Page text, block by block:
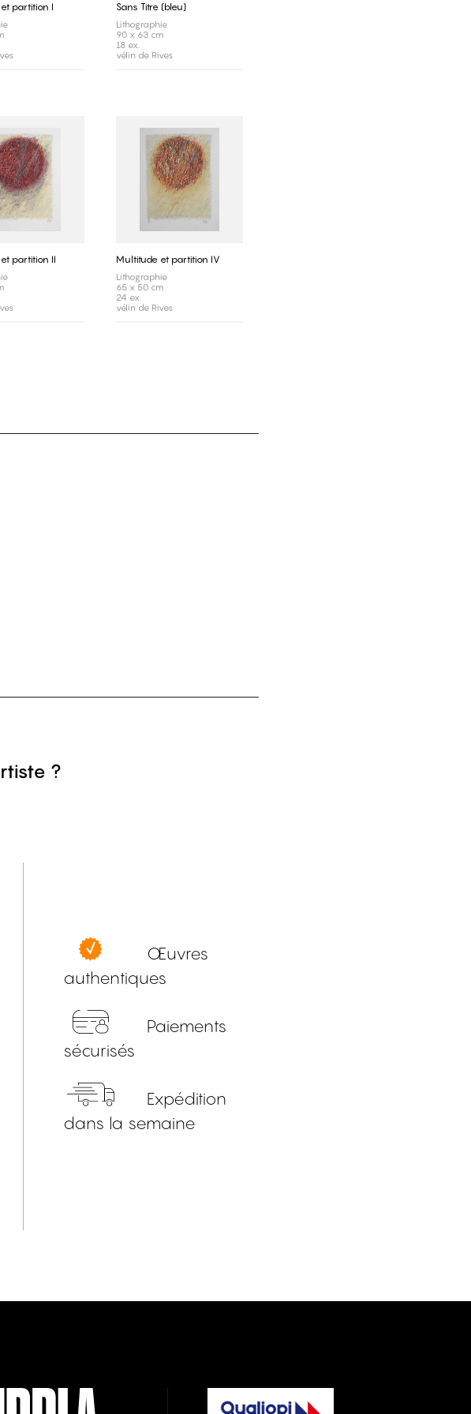
partition I Sans Titre (bleu)
Lithographie
90 x 63 cm
18 ex.
vélin de Rives
partition II Multitude et partition IV
Lithographie
65 x 50 cm
24 ex.
vélin de Rives
?
Œuvres
authentiques
Paiements
sécurisés
Expédition
dans la semaine